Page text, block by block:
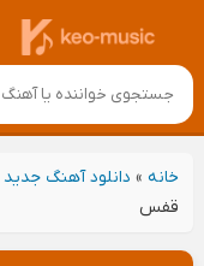
خانه» دانلود آهنگ جدید
قفس